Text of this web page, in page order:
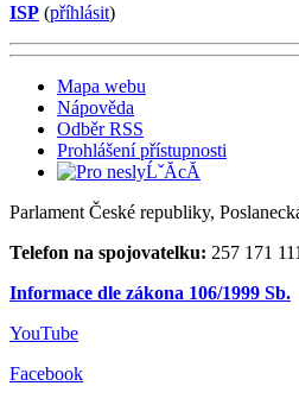
ISP (příhlásit)
Mapa webu
Nápověda
Odběr RSS
Prohlášení přístupnosti
Parlament České republiky,
Telefon na spojovatelku: 257 171 111
Informace dle zákona 106/1999 Sb.
YouTube
Facebook